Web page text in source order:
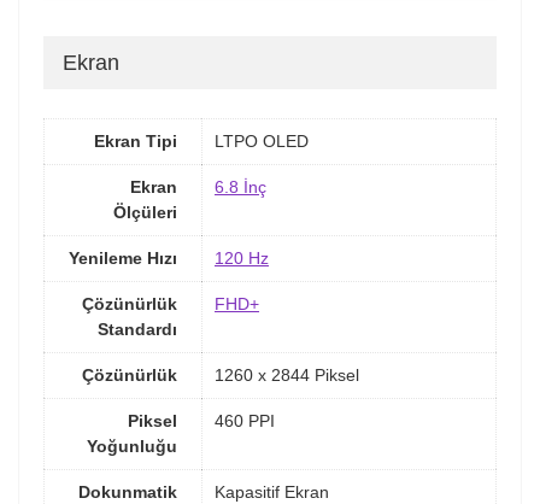
Ekran
Ekran Tipi LTPO OLED
Ekran
Ölçüleri
6.8 İnç
Yenileme Hızı 120 Hz
Çözünürlük
Standardı
FHD+
Çözünürlük 1260 x 2844 Piksel
Piksel
Yoğunluğu
460 PPI
Dokunmatik
Kapasitif Ekran